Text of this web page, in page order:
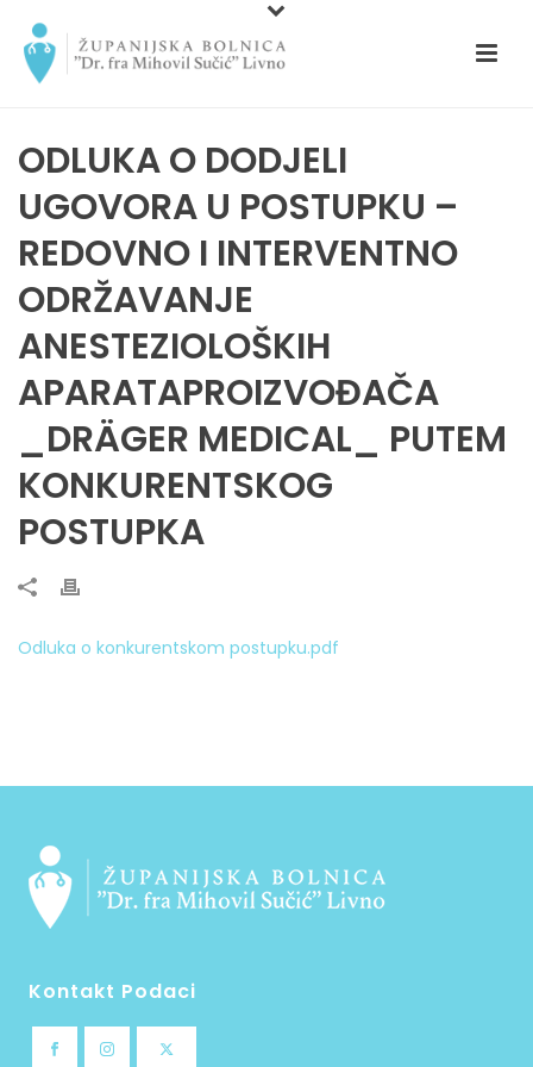
ODLUKA O DODJELI
UGOVORA U POSTUPKU –
REDOVNO I INTERVENTNO
ODRŽAVANJE
ANESTEZIOLOŠKIH
APARATAPROIZVOĐAČA
_DRÄGER MEDICAL_ PUTEM
KONKURENTSKOG
POSTUPKA
Odluka o konkurentskom postupku.pdf
Kontakt Podaci